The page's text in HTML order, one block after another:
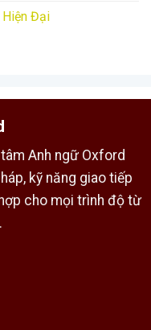
Hiện Đại
Anh ngữ Oxford
kỹ năng giao tiếp
cho mọi trình độ từ